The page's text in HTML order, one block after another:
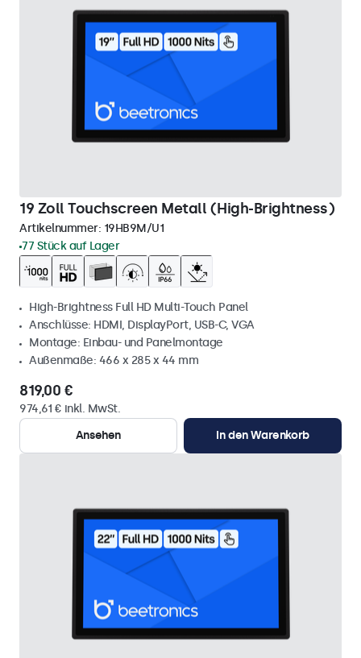
19 Zoll Touchscreen Metall (High-Brightness)
Artikelnummer: 19HB9M/U1
77 Stück auf Lager
High-Brightness Full HD Multi-Touch Panel
Anschlüsse: HDMI, DisplayPort, USB-C, VGA
Montage: Einbau- und Panelmontage
Außenmaße: 466 x 285 x 44 mm
819,00 €
974,61 € inkl. MwSt.
Ansehen
In den Warenkorb